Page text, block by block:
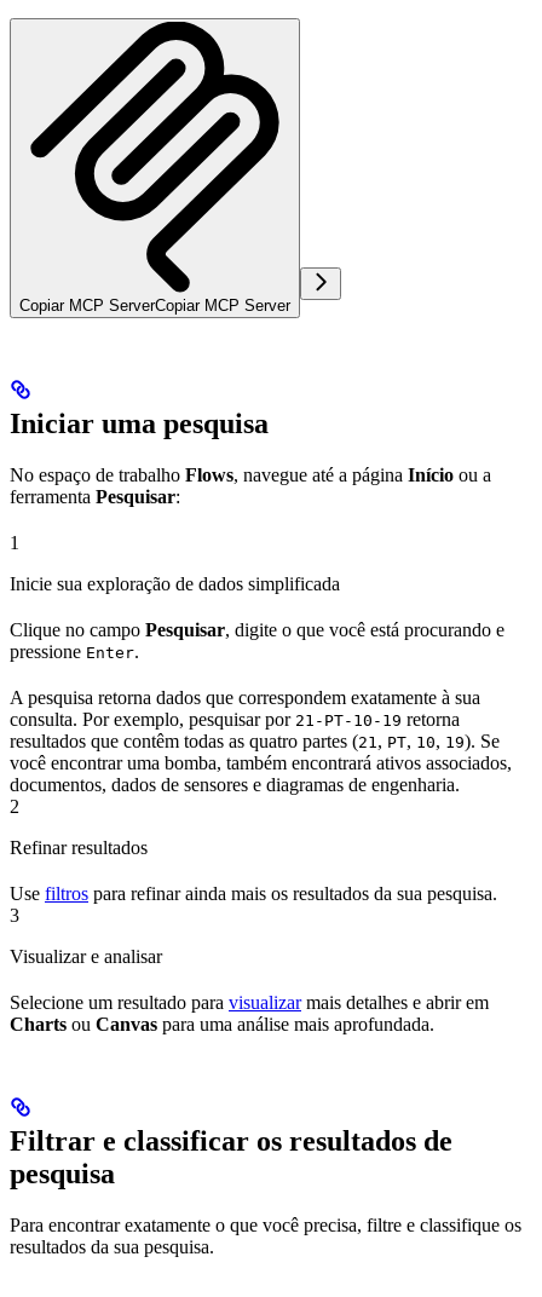
Copiar MCP ServerCopiar MCP Server
Iniciar uma pesquisa
No espaço de trabalho Flows, navegue até a página Início ou a
ferramenta Pesquisar:
1
Inicie sua exploração de dados simplificada
Clique no campo Pesquisar, digite o que você está procurando e
pressione Enter.
A pesquisa retorna dados que correspondem exatamente à sua
consulta. Por exemplo, pesquisar por 21-PT-10-19 retorna
resultados que contêm todas as quatro partes (21, PT, 10, 19). Se
você encontrar uma bomba, também encontrará ativos associados,
documentos, dados de sensores e diagramas de engenharia.
2
Refinar resultados
Use filtros para refinar ainda mais os resultados da sua pesquisa.
3
Visualizar e analisar
Selecione um resultado para visualizarmais detalhes e abrir em
Charts ou Canvas para uma análise mais aprofundada.
Filtrar e classificar os resultados de
pesquisa
Para encontrar exatamente o que você precisa, filtre e classifique os
resultados da sua pesquisa.